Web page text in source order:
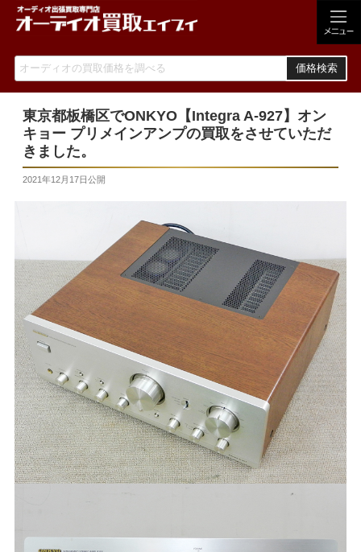
価格検索
東京都板橋区でONKYO【Integra A-927】オン
キョー プリメインアンプの買取をさせていただ
きました。
2021年12月17日公開